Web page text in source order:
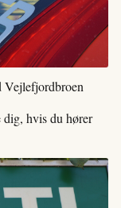
Vejlefjordbroen
dig, hvis du hører